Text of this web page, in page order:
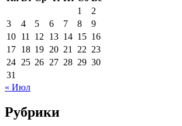
1
2
3
4 5 6 7 8
9
10 11 12 13 14 15 16
17 18 19 20 21 22 23
24 25 26 27 28 29 30
31
« Июл
Рубрики